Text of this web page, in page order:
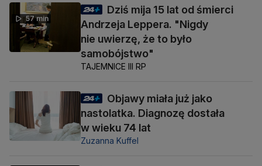
57 min
Dziś mija 15 lat od śmierci
Andrzeja Leppera. "Nigdy
nie uwierzę, że to było
samobójstwo"
TAJEMNICE III RP
Objawy miała już jako
nastolatka. Diagnozę dostała
w wieku 74 lat
Zuzanna Kuffel